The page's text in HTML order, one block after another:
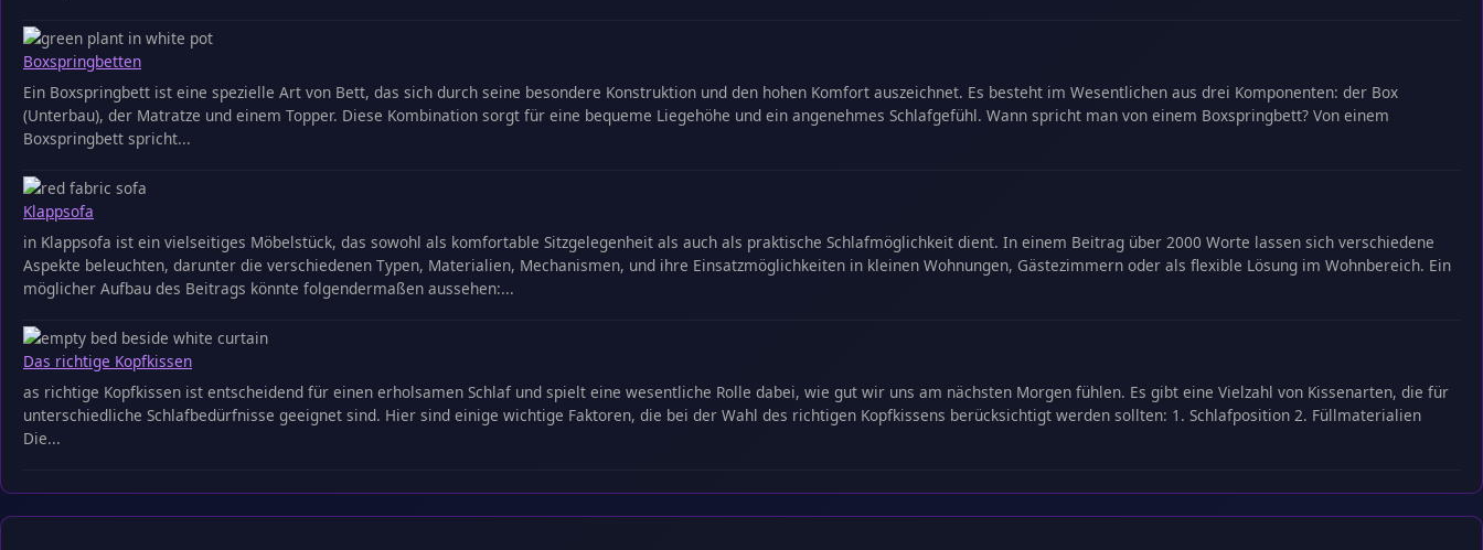
Boxspringbetten
Ein Boxspringbett ist eine spezielle Art von Bett, das sich durch seine besondere Konstruktion und den hohen Komfort auszeichnet. Es besteht im Wesentlichen aus drei Komponenten: der Box
(Unterbau), der Matratze und einem Topper. Diese Kombination sorgt für eine bequeme Liegehöhe und ein angenehmes Schlafgefühl. Wann spricht man von einem Boxspringbett? Von einem
Boxspringbett spricht...
Klappsofa
in Klappsofa ist ein vielseitiges Möbelstück, das sowohl als komfortable Sitzgelegenheit als auch als praktische Schlafmöglichkeit dient. In einem Beitrag über 2000 Worte lassen sich verschiedene
Aspekte beleuchten, darunter die verschiedenen Typen, Materialien, Mechanismen, und ihre Einsatzmöglichkeiten in kleinen Wohnungen, Gästezimmern oder als flexible Lösung im Wohnbereich. Ein
möglicher Aufbau des Beitrags könnte folgendermaßen aussehen:...
Das richtige Kopfkissen
as richtige Kopfkissen ist entscheidend für einen erholsamen Schlaf und spielt eine wesentliche Rolle dabei, wie gut wir uns am nächsten Morgen fühlen. Es gibt eine Vielzahl von Kissenarten, die für
unterschiedliche Schlafbedürfnisse geeignet sind. Hier sind einige wichtige Faktoren, die bei der Wahl des richtigen Kopfkissens berücksichtigt werden sollten: 1. Schlafposition 2. Füllmaterialien
Die...